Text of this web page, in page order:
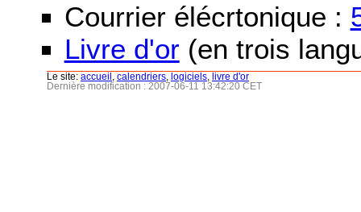
Courrier élécrtonique :
Livre d'or (en trois
Le site: accueil calendriers logiciels
livre d'or
Dernière modification : 2007-06-11 13:42:20 CET